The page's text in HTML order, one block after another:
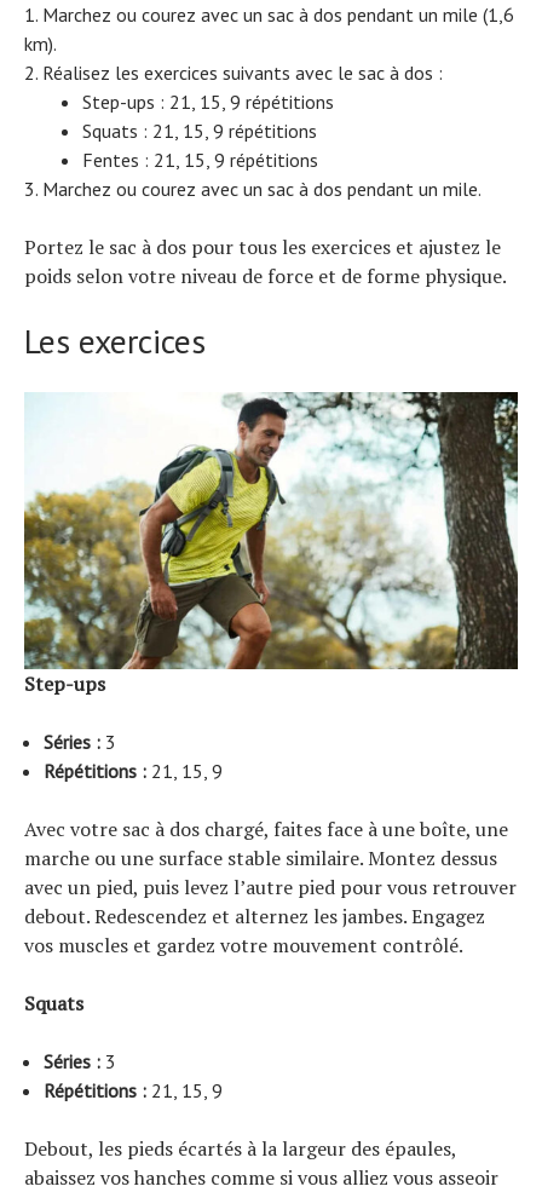
Marchez ou courez avec un sac à dos pendant un mile (1,6
km).
Réalisez les exercices suivants avec le sac à dos :
Step-ups : 21, 15, 9 répétitions
Squats : 21, 15, 9 répétitions
Fentes : 21, 15, 9 répétitions
Marchez ou courez avec un sac à dos pendant un mile.
Portez le sac à dos pour tous les exercices et ajustez le
poids selon votre niveau de force et de forme physique.
Les exercices
Step-ups
Séries : 3
Répétitions : 21, 15, 9
Avec votre sac à dos chargé, faites face à une boîte, une
marche ou une surface stable similaire. Montez dessus
avec un pied, puis levez l’autre pied pour vous retrouver
debout. Redescendez et alternez les jambes. Engagez
vos muscles et gardez votre mouvement contrôlé.
Squats
Séries : 3
Répétitions : 21, 15, 9
Debout, les pieds écartés à la largeur des épaules,
abaissez vos hanches comme si vous alliez vous asseoir